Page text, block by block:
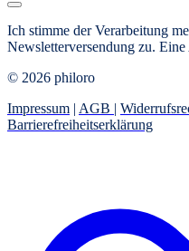
Ich stimme der Verarbeitung
Newsletterversendung zu.
© 2026 philoro
Impressum | AGB |
Barrierefreiheitserklärung